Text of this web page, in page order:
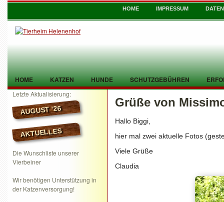
HOME IMPRESSUM
HOME KATZEN HUNDE SCHUTZGEBÜHREN
TIER GEFUNDEN KONTAKT
Letzte Aktualisierung:
AUGUST ’26
AKTUELLES
Die Wunschliste unserer
Vierbeiner
Wir benötigen Unterstützung in
der Katzenversorgung!
Grüße von
Hallo Biggi,
hier mal zwei aktuelle Fotos
Viele Grüße
Claudia